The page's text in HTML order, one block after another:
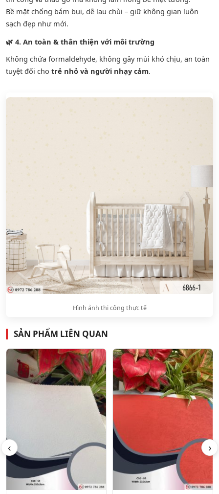
Bề mặt chống bám bụi, dễ lau chùi – giữ không gian luôn
sạch đẹp như mới.
🌿 4. An toàn & thân thiện với môi trường
Không chứa formaldehyde, không gây mùi khó chịu, an toàn
tuyệt đối cho trẻ nhỏ và người nhạy cảm.
Hình ảnh thi công thực tế
SẢN PHẨM LIÊN QUAN
‹ ›